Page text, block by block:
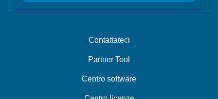
Contattateci
Partner Tool
Centro software